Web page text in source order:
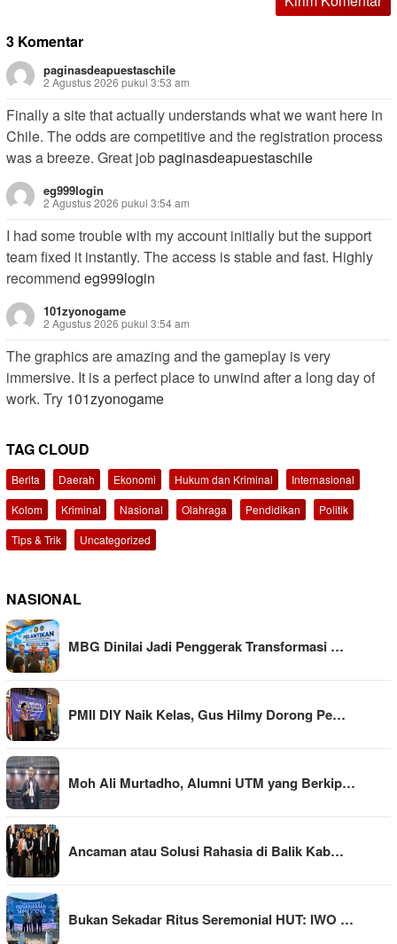
3 Komentar
paginasdeapuestaschile
2 Agustus 2026 pukul 3:53 am
Finally a site that actually understands what we want here in
Chile. The odds are competitive and the registration process
was a breeze. Great jobpaginasdeapuestaschile
eg999login
2 Agustus 2026 pukul 3:54 am
I had some trouble with my account initially but the support
team fixed it instantly. The access is stable and fast. Highly
recommend eg999login
101zyonogame
2 Agustus 2026 pukul 3:54 am
The graphics are amazing and the gameplay is very
immersive. It is a perfect place to unwind after a long day of
work. Try 101zyonogame
TAG CLOUD
Berita Daerah Ekonomi Hukum dan Kriminal
Internasional
Kolom
Kriminal Nasional Olahraga Pendidikan
Politik
Tips & Trik
Uncategorized
NASIONAL
MBG Dinilai Jadi Penggerak Transformasi …
PMII DIY Naik Kelas, Gus Hilmy Dorong Pe…
Moh Ali Murtadho, Alumni UTM yang Berkip…
Ancaman atau Solusi Rahasia di Balik Kab…
Bukan Sekadar Ritus Seremonial HUT: IWO …